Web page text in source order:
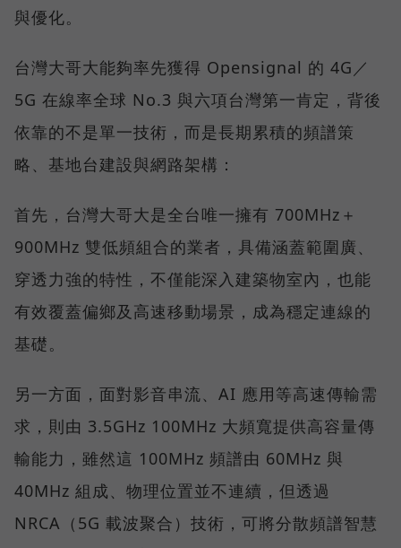
與優化。
台灣大哥大能夠率先獲得 Opensignal 的 4G／
5G 在線率全球 No.3 與六項台灣第一肯定，背後
依靠的不是單一技術，而是長期累積的頻譜策
略、基地台建設與網路架構：
首先，台灣大哥大是全台唯一擁有 700MHz＋
900MHz 雙低頻組合的業者，具備涵蓋範圍廣、
穿透力強的特性，不僅能深入建築物室內，也能
有效覆蓋偏鄉及高速移動場景，成為穩定連線的
基礎。
另一方面，面對影音串流、AI 應用等高速傳輸需
求，則由 3.5GHz 100MHz 大頻寬提供高容量傳
輸能力，雖然這 100MHz 頻譜由 60MHz 與
40MHz 組成、物理位置並不連續，但透過
NRCA（5G 載波聚合）技術，可將分散頻譜智慧